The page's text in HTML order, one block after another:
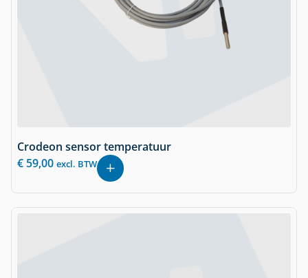
Crodeon sensor temperatuur
€59,00 excl. BTW